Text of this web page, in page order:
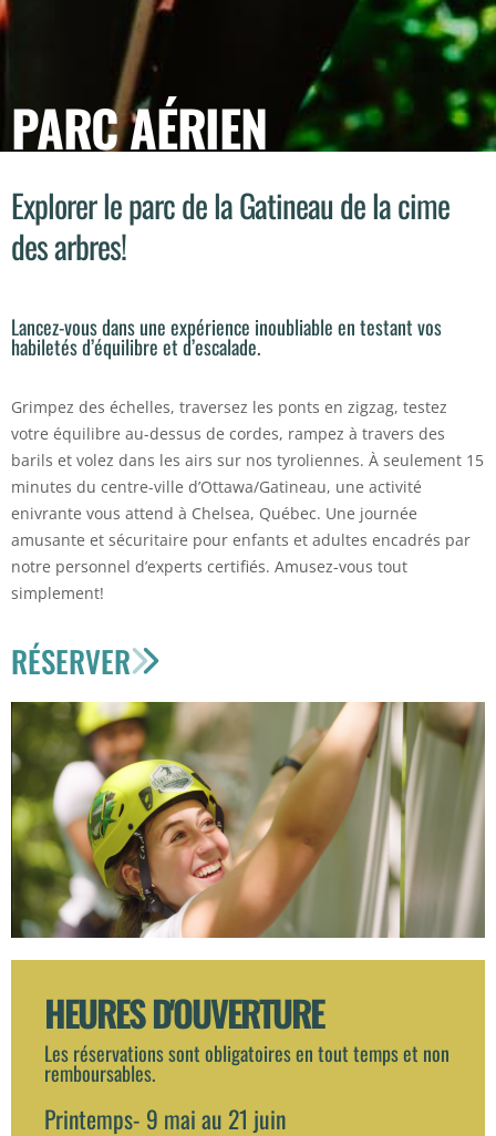
PARC AÉRIEN
Explorer le parc de la Gatineau de la cime
des arbres!
Lancez-vous dans une expérience inoubliable en testant vos
habiletés d’équilibre et d’escalade.
Grimpez des échelles, traversez les ponts en zigzag, testez
votre équilibre au-dessus de cordes, rampez à travers des
barils et volez dans les airs sur nos tyroliennes. À seulement 15
minutes du centre-ville d’Ottawa/Gatineau, une activité
enivrante vous attend à Chelsea, Québec. Une journée
amusante et sécuritaire pour enfants et adultes encadrés par
notre personnel d’experts certifiés. Amusez-vous tout
simplement!
RÉSERVER
HEURES D'OUVERTURE
Les réservations sont obligatoires en tout temps et non
remboursables.
Printemps- 9 mai au 21 juin